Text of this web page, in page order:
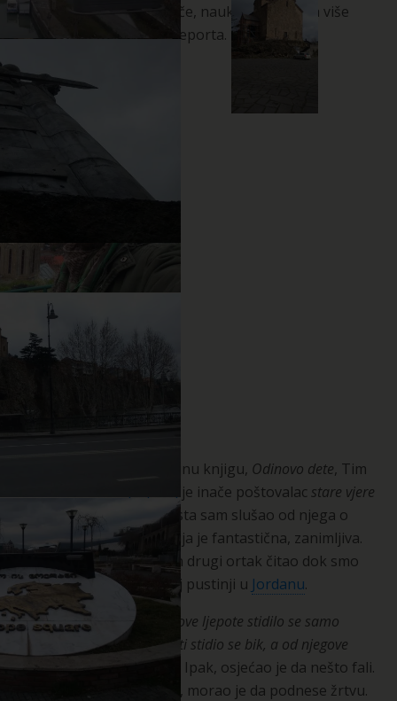
Banjaluci. Što se mene tiče, nauka se ne mora više
cimati oko izmišljanja teleporta.
Ponio sam sa sobom sjajnu knjigu, Odinovo dete, Tim
je inače poštovalac stare vjere
i njegov Bog je Odin. Dosta sam slušao od njega o
tome. Nordijska mitologija je fantastična, zanimljiva.
, jedan drugi ortak čitao dok smo
zajedno lutali po Crvenoj pustinji u Jordanu.
Odin je bio silan. Od njegove ljepote stidilo se samo
Sunce, od njegove muškosti stidio se bik, a od njegove
snage stidile su se planine
. Ipak, osjećao je da nešto fali.
Mudrost. Da bi je stekao, morao je da podnese žrtvu.